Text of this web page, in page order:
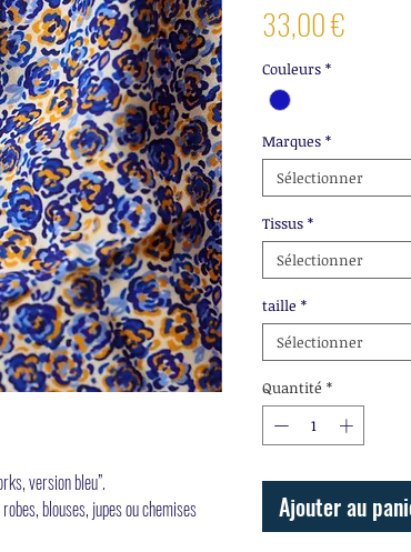
version bleu”.
blouses, jupes ou chemises
33,00 €
Couleurs *
Marques *
Sélectionner
Tissus *
Sélectionner
taille *
Sélectionner
Quantité *
Ajouter au